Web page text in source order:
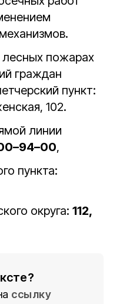
пожарах
граждан
пункт:
102.
линии
,
пункта:
округа: 112,
ссылку